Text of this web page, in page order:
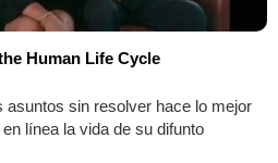
Human Life Cycle
asuntos sin resolver hace lo mejor
línea la vida de su difunto